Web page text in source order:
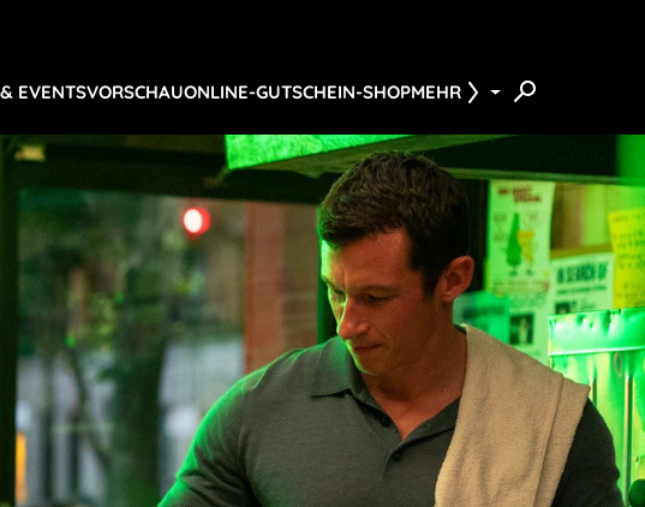
EVENTSVORSCHAUONLINE-GUTSCHEIN-SHOPMEHR